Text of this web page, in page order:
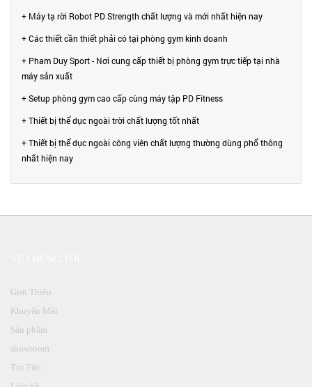
+ Máy tạ rời Robot PD Strength chất lượng và mới nhất hiện nay
+ Các thiết cần thiết phải có tại phòng gym kinh doanh
+ Pham Duy Sport - Nơi cung cấp thiết bị phòng gym trực tiếp tại nhà
máy sản xuất
+ Setup phòng gym cao cấp cùng máy tập PD Fitness
+ Thiết bị thể dục ngoài trời chất lượng tốt nhất
+ Thiết bị thể dục ngoài công viên chất lượng thường dùng phổ thông
nhất hiện nay
Giới Thiệu
Khuyến Mãi
Sản phẩm
showroom
Tin Tức